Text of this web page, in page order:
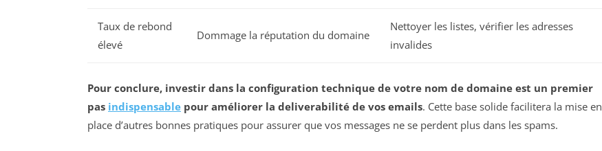
Taux de rebond
élevé
Dommage la réputation du domaine
Nettoyer les listes, vérifier les adresses
invalides
Pour conclure, investir dans la configuration technique de votre nom de domaine est un premier
pas indispensable pour améliorer la deliverabilité de vos emails. Cette base solide facilitera la mise en
place d’autres bonnes pratiques pour assurer que vos messages ne se perdent plus dans les spams.